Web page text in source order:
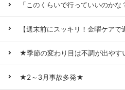
「このくらいで行っていいのか
【週末前にスッキリ！金曜ケアで
★季節の変わり目は不調が出や
★2～3月事故多発★